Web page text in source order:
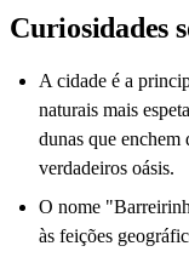
Curiosidades
A cidade é a
naturais mais
dunas que enchem
verdadeiros oásis.
O nome
às feições